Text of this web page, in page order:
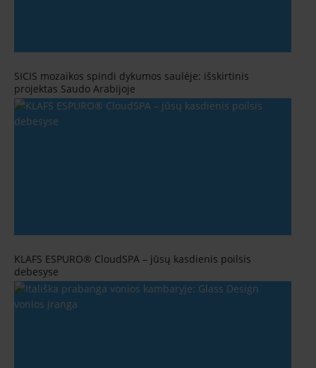
SICIS mozaikos spindi dykumos saulėje: išskirtinis
projektas Saudo Arabijoje
KLAFS ESPURO® CloudSPA – jūsų kasdienis poilsis
debesyse